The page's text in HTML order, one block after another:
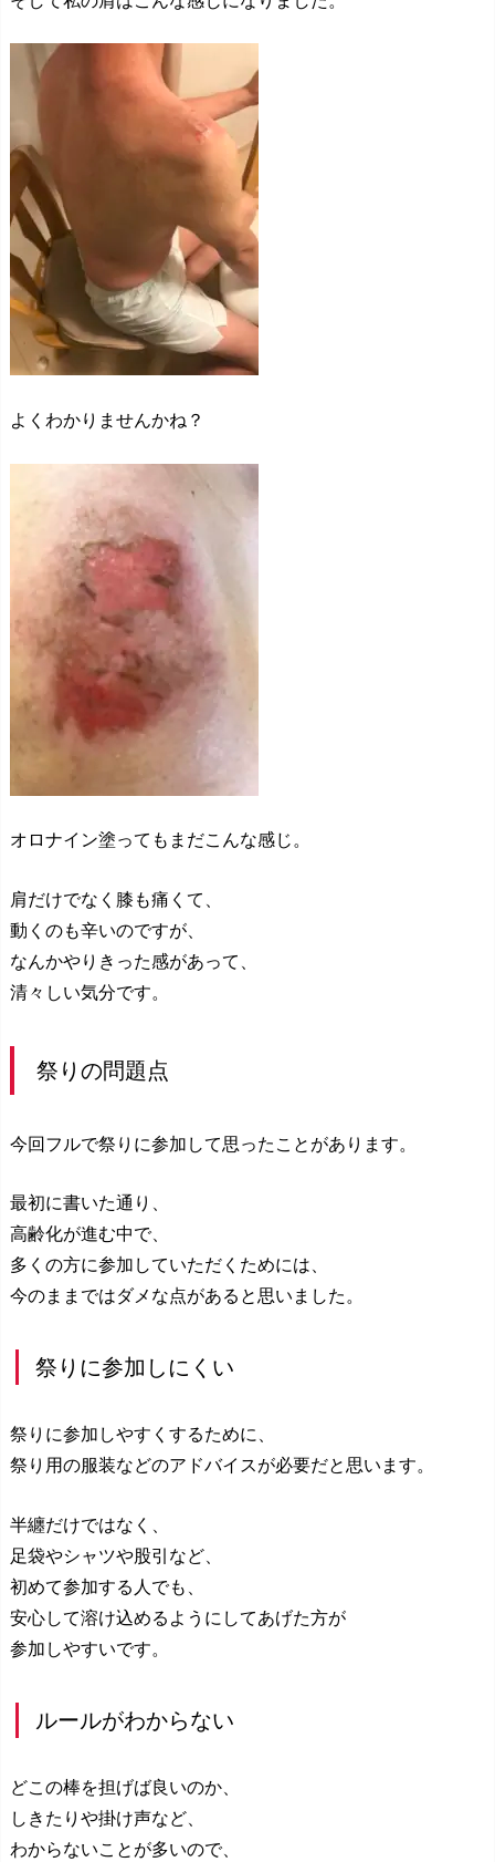
よくわかりませんかね？
オロナイン塗ってもまだこんな感じ。
肩だけでなく膝も痛くて、
動くのも辛いのですが、
なんかやりきった感があって、
清々しい気分です。
祭りの問題点
今回フルで祭りに参加して思ったことがあります。
最初に書いた通り、
高齢化が進む中で、
多くの方に参加していただくためには、
今のままではダメな点があると思いました。
祭りに参加しにくい
祭りに参加しやすくするために、
祭り用の服装などのアドバイスが必要だと思います。
半纏だけではなく、
足袋やシャツや股引など、
初めて参加する人でも、
安心して溶け込めるようにしてあげた方が
参加しやすいです。
ルールがわからない
どこの棒を担げば良いのか、
しきたりや掛け声など、
わからないことが多いので、